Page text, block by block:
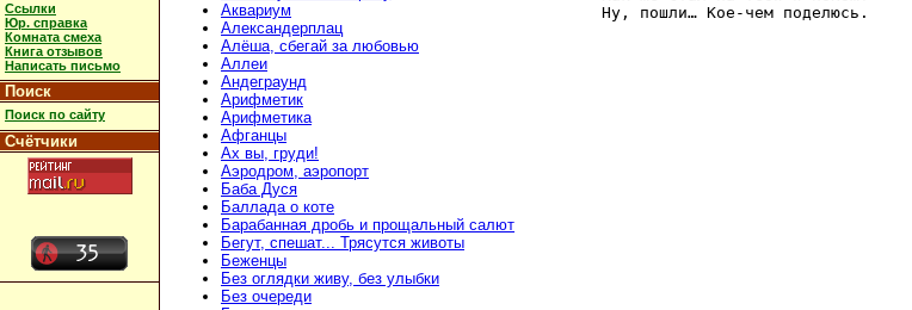
Ссылки
Юр. справка
Комната смеха
Книга отзывов
Написать письмо
Поиск
Поиск по сайту
Счётчики
Аквариум
Александерплац
Алёша, сбегай за любовью
Аллеи
Андеграунд
Арифметик
Арифметика
Афганцы
Ах вы, груди!
Аэродром, аэропорт
Баба Дуся
Баллада о коте
Барабанная дробь и прощальный салют
Бегут, спешат... Трясутся животы
Беженцы
Без оглядки живу, без улыбки
Без очереди